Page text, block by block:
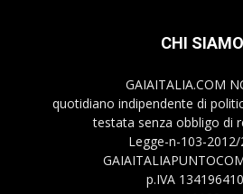
CHI SIAMO
GAIAITALIA.COM
quotidiano indipendente di
testata senza obbligo di
Legge-n-103-2012/
p.IVA